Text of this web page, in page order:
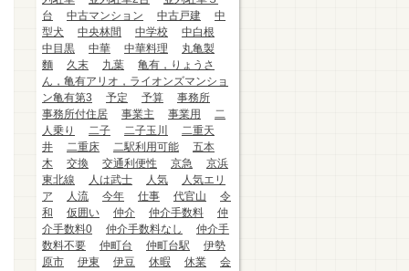
台
中古マンション 中古戸建
中
型犬
中央林間 中学校
中白根
中目黒
中華 中華料理
丸亀製
麵
久末 九葉
亀有，りょうさ
ん，亀有アリオ，ライオンズマンショ
ン亀有第3
予定 予算
事務所
事務所付住居
事業主 事業用
二
人乗り
二子 二子玉川
二重天
井
二重床 二駅利用可能
五本
木
交換 交通利便性 京急
京浜
東北線
人は武士 人気
人気エリ
ア
人流 今年 仕事 代官山
令
和
仮囲い 仲介 仲介手数料
仲
介手数料0
仲介手数料なし
仲介手
数料不要
仲町台 仲町台駅
伊勢
原市
伊東 伊豆 休暇 休業
会